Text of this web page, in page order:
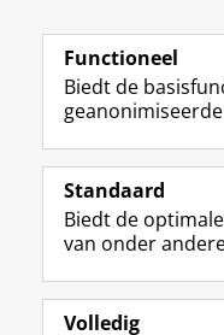
Volg de
Studiekiezers
Alumni
Functioneel
Biedt de
Standaard
Biedt de
van onder
Volledig